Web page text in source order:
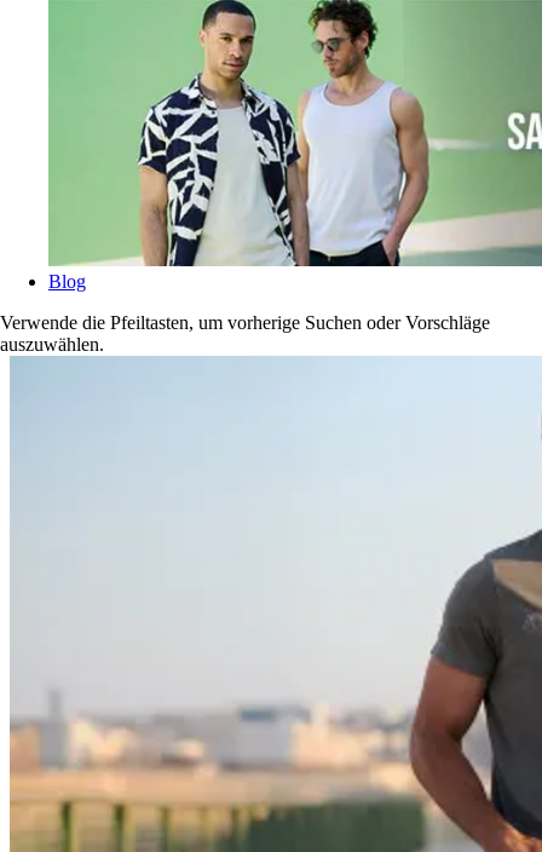
Blog
Verwende die Pfeiltasten, um vorherige Suchen oder Vorschläge
auszuwählen.